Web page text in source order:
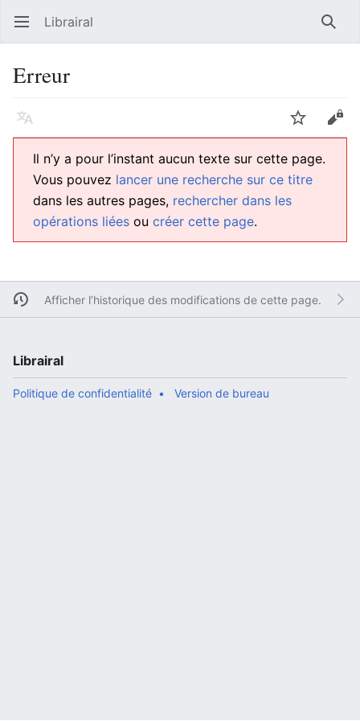
Ouvrir le menu principal Librairal
Erreur
Langue Suivre
Il n’y a pour l’instant aucun texte sur cette page.
Vous pouvez lancer une recherche sur ce titre
dans les autres pages, rechercher dans les
opérations liées ou créer cette page.
Afficher l’historique des modifications de cette page.
Librairal
Politique de confidentialité Version de bureau